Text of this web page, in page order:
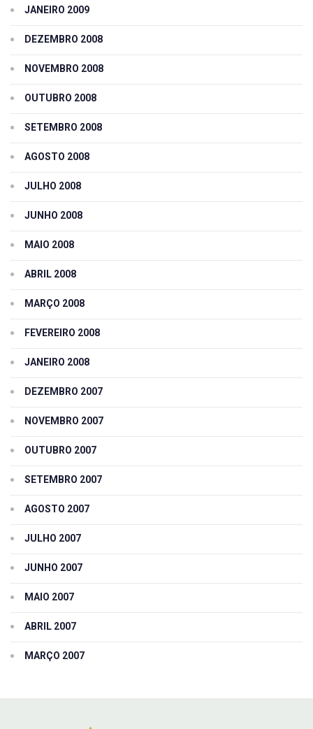
JANEIRO 2009
DEZEMBRO 2008
NOVEMBRO 2008
OUTUBRO 2008
SETEMBRO 2008
AGOSTO 2008
JULHO 2008
JUNHO 2008
MAIO 2008
ABRIL 2008
MARÇO 2008
FEVEREIRO 2008
JANEIRO 2008
DEZEMBRO 2007
NOVEMBRO 2007
OUTUBRO 2007
SETEMBRO 2007
AGOSTO 2007
JULHO 2007
JUNHO 2007
MAIO 2007
ABRIL 2007
MARÇO 2007